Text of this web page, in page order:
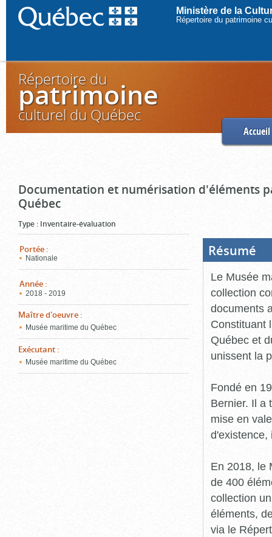
Ministère de la
Répertoire du patrimoine
Répertoire du
patrimoine
culturel du Québec
Accueil
Documentation et numérisation d'éléments
Québec
Type : Inventaire-évaluation
Portée :
Nationale
Année :
2018 - 2019
Maître d'oeuvre :
Musée maritime du Québec
Exécutant :
Musée maritime du Québec
Résumé
Le Musée
collection
documents
Constituant
Québec et
unissent la
Fondé en
Bernier. Il a
mise en
d'existence,
En 2018, le
de 400
collection
éléments,
via le